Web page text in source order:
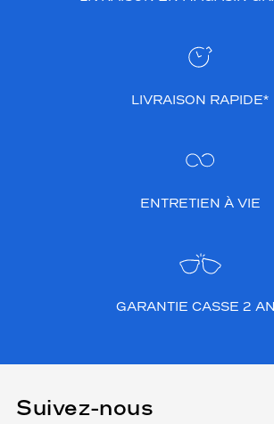
LIVRAISON RAPIDE*
ENTRETIEN À VIE
GARANTIE CASSE 2
Suivez-nous